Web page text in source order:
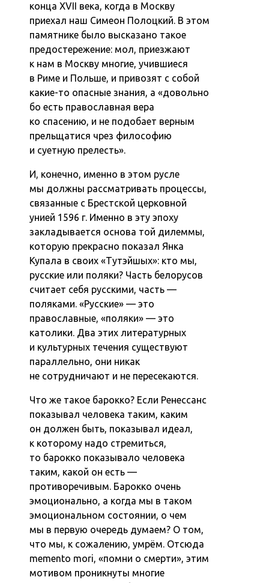
конца XVII века, когда в Москву
приехал наш Симеон Полоцкий. В этом
памятнике было высказано такое
предостережение: мол, приезжают
к нам в Москву многие, учившиеся
в Риме и Польше, и привозят с собой
какие-то опасные знания, а «довольно
бо есть православная вера
ко спасению, и не подобает верным
прельщатися чрез философию
и суетную прелесть».
И, конечно, именно в этом русле
мы должны рассматривать процессы,
связанные с Брестской церковной
унией 1596 г. Именно в эту эпоху
закладывается основа той дилеммы,
которую прекрасно показал Янка
Купала в своих «Тутэйшых»: кто мы,
русские или поляки? Часть белорусов
считает себя русскими, часть —
поляками. «Русские» — это
православные, «поляки» — это
католики. Два этих литературных
и культурных течения существуют
параллельно, они никак
не сотрудничают и не пересекаются.
Что же такое барокко? Если Ренессанс
показывал человека таким, каким
он должен быть, показывал идеал,
к которому надо стремиться,
то барокко показывало человека
таким, какой он есть —
противоречивым. Барокко очень
эмоционально, а когда мы в таком
эмоциональном состоянии, о чем
мы в первую очередь думаем? О том,
что мы, к сожалению, умрём. Отсюда
memento mori, «помни о смерти», этим
мотивом проникнуты многие